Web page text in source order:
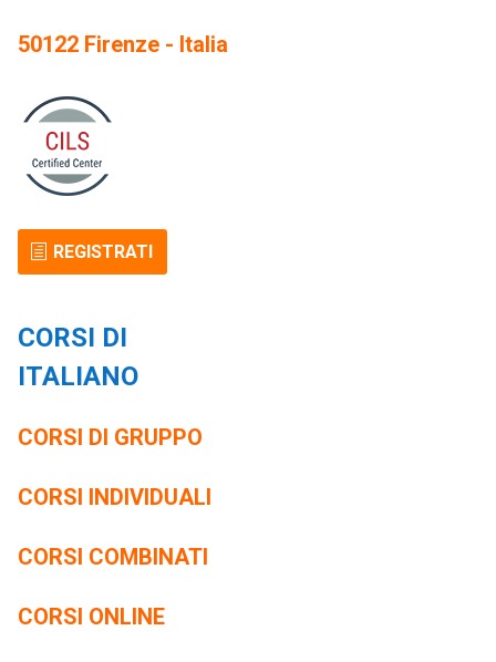
50122 Firenze - Italia
REGISTRATI
CORSI DI
ITALIANO
CORSI DI GRUPPO
CORSI INDIVIDUALI
CORSI COMBINATI
CORSI ONLINE